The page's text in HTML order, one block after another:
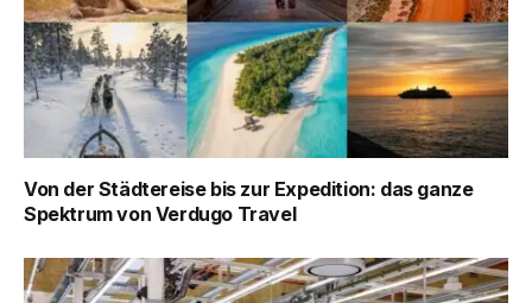
Von der Städtereise bis zur Expedition: das ganze
Spektrum von Verdugo Travel